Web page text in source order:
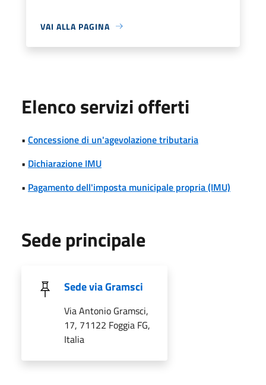
VAI ALLA PAGINA
Elenco servizi offerti
• Concessione di un'agevolazione tributaria
• Dichiarazione IMU
• Pagamento dell'imposta municipale propria (IMU)
Sede principale
Sede via Gramsci
Via Antonio Gramsci,
17, 71122 Foggia FG,
Italia